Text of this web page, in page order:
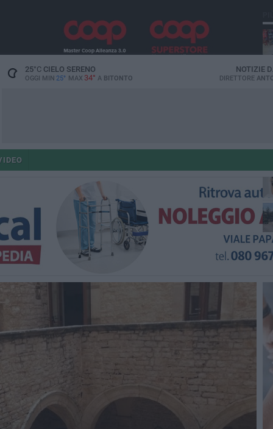
25°CCIELO SERENO
OGGI MIN 25° MAX 34° A BITONTO
NOTIZIE
DIRETTORE